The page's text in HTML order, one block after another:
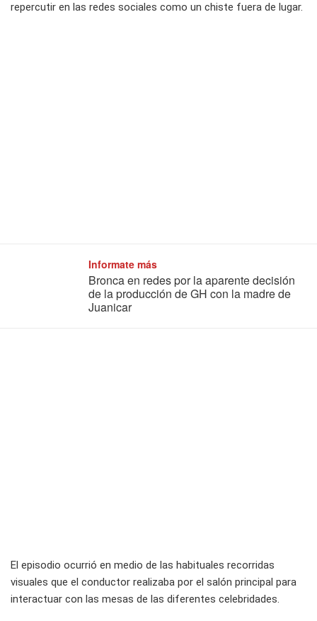
repercutir en las redes sociales como un chiste fuera de lugar.
Informate más
Bronca en redes por la aparente decisión
de la producción de GH con la madre de
Juanicar
El episodio ocurrió en medio de las habituales recorridas
visuales que el conductor realizaba por el salón principal para
interactuar con las mesas de las diferentes celebridades.